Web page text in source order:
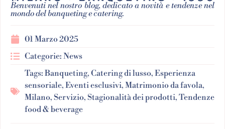
Benvenuti nel nostro blog, dedicato a novità e tendenze nel
mondo del banqueting e catering.
01 Marzo 2025
Categorie: News
Tags: Banqueting,Catering di lusso,Esperienza
sensoriale,Eventi esclusivi,Matrimonio da favola,
Milano,Servizio,Stagionalità dei prodotti,Tendenze
food & beverage